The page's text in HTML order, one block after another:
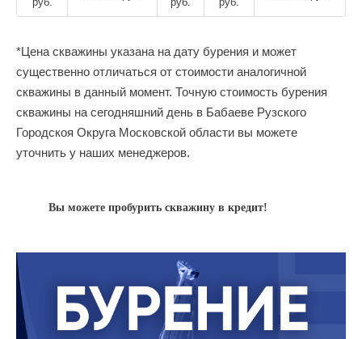
*Цена скважины указана на дату бурения и может
существенно отличаться от стоимости аналогичной
скважины в данный момент. Точную стоимость бурения
скважины на сегодняшний день в Бабаеве Рузского
Городскоя Округа Московской области вы можете
уточнить у наших менеджеров.
Вы можете пробурить скважину в кредит!